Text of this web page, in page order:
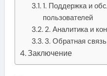
1. Поддержка и
пользователей
2. Аналитика и
3. Обратная
Заключение